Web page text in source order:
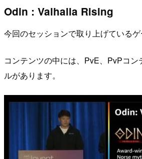
Odin : Valhalla Rising
今回のセッションで取り上げている
コンテンツの中には、PvE、PvPコ
ルがあります。